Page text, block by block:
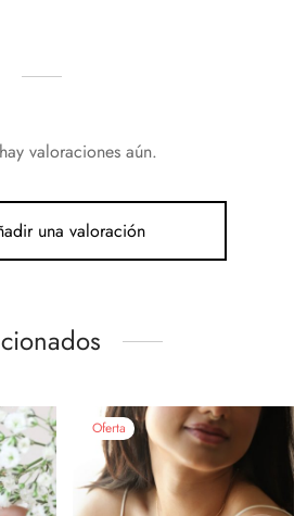
valoraciones aún.
una valoración
Oferta